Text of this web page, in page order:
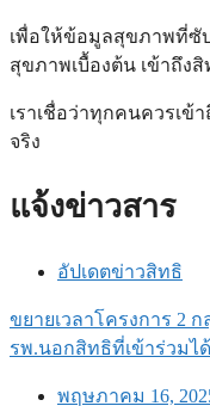
เพื่อให้ข้อมูลสุขภาพที่ซั
สุขภาพเบื้องต้น เข้าถึง
เราเชื่อว่าทุกคนควรเข้
จริง
แจ้งข่าวสาร
อัปเดตข่าวสิทธิ
ขยายเวลาโครงการ 2
รพ.นอกสิทธิที่เข้าร่วมได้
พฤษภาคม 16,